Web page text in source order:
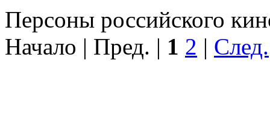
Персоны российского
Начало | Пред. | 1 2 | След.